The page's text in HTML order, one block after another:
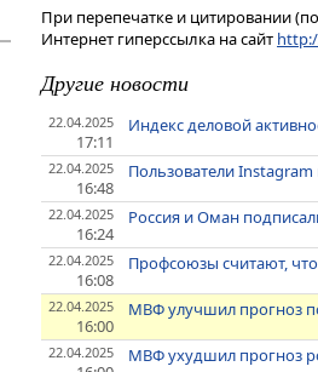
При перепечатке и цитировании
Интернет гиперссылка на сайт
Другие новости
22.04.2025
17:11
Индекс деловой
22.04.2025
16:48
Пользователи
22.04.2025
16:24
Россия и Оман
22.04.2025
16:08
Профсоюзы считают,
22.04.2025
16:00
МВФ улучшил прогноз
22.04.2025 МВФ ухудшил прогноз